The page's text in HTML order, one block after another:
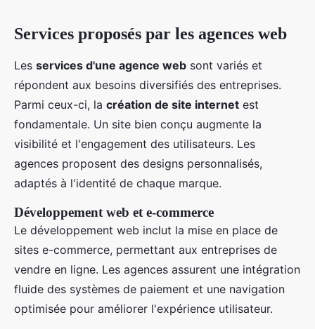
Services proposés par les agences web
Les services d'une agence web sont variés et
répondent aux besoins diversifiés des entreprises.
Parmi ceux-ci, la création de site internet est
fondamentale. Un site bien conçu augmente la
visibilité et l'engagement des utilisateurs. Les
agences proposent des designs personnalisés,
adaptés à l'identité de chaque marque.
Développement web et e-commerce
Le développement web inclut la mise en place de
sites e-commerce, permettant aux entreprises de
vendre en ligne. Les agences assurent une intégration
fluide des systèmes de paiement et une navigation
optimisée pour améliorer l'expérience utilisateur.